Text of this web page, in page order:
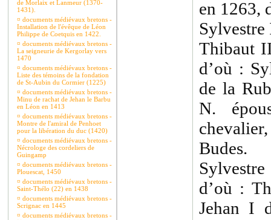
de Morlaix et Lanmeur (1370-
1431).
¤ documents médiévaux bretons -
Installation de l'évêque de Léon
Philippe de Coetquis en 1422.
¤ documents médiévaux bretons -
La seigneurie de Kergorlay vers
1470
¤ documents médiévaux bretons -
Liste des témoins de la fondation
de St-Aubin du Cormier (1225)
¤ documents médiévaux bretons -
Minu de rachat de Jehan le Barbu
en Léon en 1413
¤ documents médiévaux bretons -
Montre de l'amiral de Penhoet
pour la libération du duc (1420)
¤ documents médiévaux bretons -
Nécrologe des cordeliers de
Guingamp
¤ documents médiévaux bretons -
Plouescat, 1450
¤ documents médiévaux bretons -
Saint-Thélo (22) en 1438
¤ documents médiévaux bretons -
Scrignac en 1445
¤ documents médiévaux bretons -
en 1263,
Sylvestre
Thibaut
d’où :
de la
N.
Budes.
d’où :
Jehan I